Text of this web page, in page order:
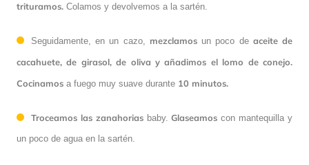
trituramos. Colamos y devolvemos a la sartén.
Seguidamente, en un cazo, mezclamos un poco de aceite de
cacahuete, de girasol, de oliva y añadimos el lomo de conejo.
Cocinamos a fuego muy suave durante 10 minutos.
Troceamos las zanahoriasbaby.Glaseamos con mantequilla y
un poco de agua en la sartén.